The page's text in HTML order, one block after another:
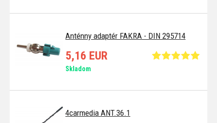
Anténny adaptér FAKRA - DIN 295714
5,16 EUR
Skladom
4carmedia ANT.36.1